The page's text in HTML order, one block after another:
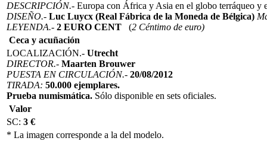
DESCRIPCIÓN.- Europa con África y Asia en el globo terráqueo y
DISEÑO.- Luc Luycx (Real Fábrica de la Moneda de Bélgica)
LEYENDA.- 2 EURO CENT (2 Céntimo de euro)
Ceca y acuñación
LOCALIZACIÓN.- Utrecht
DIRECTOR.- Maarten Brouwer
PUESTA EN CIRCULACIÓN.- 20/08/2012
TIRADA: 50.000 ejemplares.
Prueba numismática. Sólo disponible en sets oficiales.
Valor
SC: 3 €
* La imagen corresponde a la del modelo.